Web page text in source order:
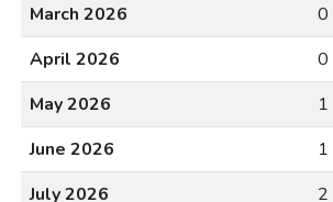
March 2026
0
April 2026
0
May 2026
1
June 2026
1
July 2026
2